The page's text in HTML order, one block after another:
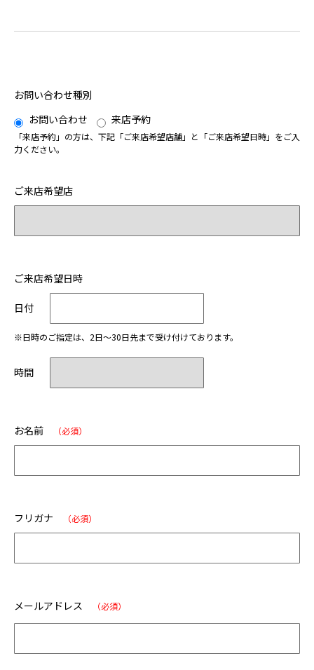
お問い合わせ種別
お問い合わせ
来店予約
「来店予約」の方は、下記「ご来店希望店舗」と「ご来店希望日時」をご入
力ください。
ご来店希望店
ご来店希望日時
日付
※日時のご指定は、2日～30日先まで受け付けております。
時間
お名前 （必須）
フリガナ （必須）
メールアドレス （必須）